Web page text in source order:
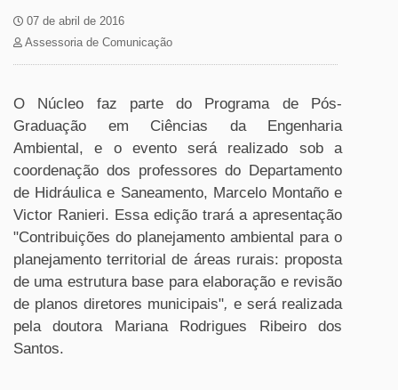
07 de abril de 2016
Assessoria de Comunicação
O Núcleo faz parte do Programa de Pós-
Graduação em Ciências da Engenharia
Ambiental, e o evento será realizado sob a
coordenação dos professores do Departamento
de Hidráulica e Saneamento, Marcelo Montaño e
Victor Ranieri. Essa edição trará a apresentação
"Contribuições do planejamento ambiental para o
planejamento territorial de áreas rurais: proposta
de uma estrutura base para elaboração e revisão
de planos diretores municipais", e será realizada
pela doutora Mariana Rodrigues Ribeiro dos
Santos.